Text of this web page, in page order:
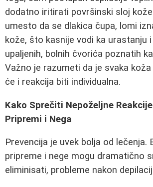
dodatno iritirati površinski sloj
umesto da se dlakica čupa, lomi
kože, što kasnije vodi ka urastanju
upaljenih, bolnih čvorića poznatih
Važno je razumeti da je svaka
će i reakcija biti individualna.
Kako Sprečiti Nepoželjne
Pripremi i Nega
Prevencija je uvek bolja od lečenja.
pripreme i nege mogu dramatično
eliminisati, probleme nakon